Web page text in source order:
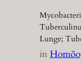
Lunge;
in